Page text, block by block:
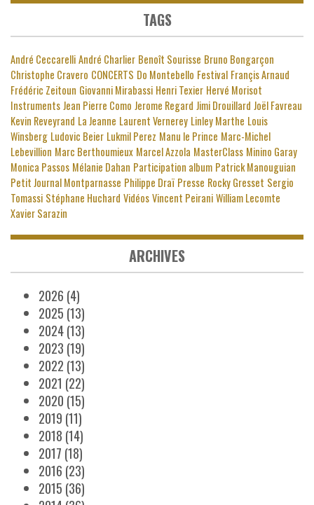
TAGS
André CeccarelliAndré Charlier Benoît Sourisse Bruno Bongarçon
Christophe Cravero CONCERTS Do Montebello Festival Françis Arnaud
Frédéric Zeitoun Giovanni Mirabassi Henri Texier Hervé Morisot
InstrumentsJean Pierre Como Jerome Regard Jimi Drouillard Joël Favreau
Kevin Reveyrand La Jeanne Laurent Vernerey Linley Marthe Louis
Winsberg Ludovic Beier Lukmil Perez Manu le Prince Marc-Michel
Lebevillion Marc Berthoumieux Marcel Azzola MasterClass Minino Garay
Monica Passos Mélanie Dahan Participation album Patrick Manouguian
Petit Journal Montparnasse Philippe Draï Presse Rocky Gresset Sergio
Tomassi Stéphane Huchard VidéosVincent PeiraniWilliam Lecomte
Xavier Sarazin
ARCHIVES
2026 (4)
2025 (13)
2024(13)
2023 (19)
2022 (13)
2021 (22)
2020 (15)
2019 (11)
2018 (14)
2017 (18)
2016 (23)
2015 (36)